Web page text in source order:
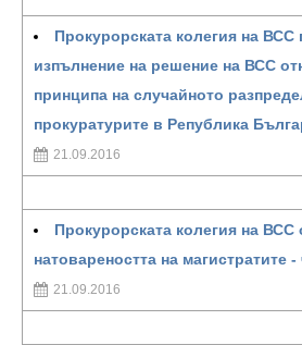
Прокурорската колегия на ВСС
изпълнение на решение на ВСС
принципа на случайното
прокуратурите в Република
21.09.2016
Прокурорската колегия на ВСС
натовареността на магистратите
21.09.2016